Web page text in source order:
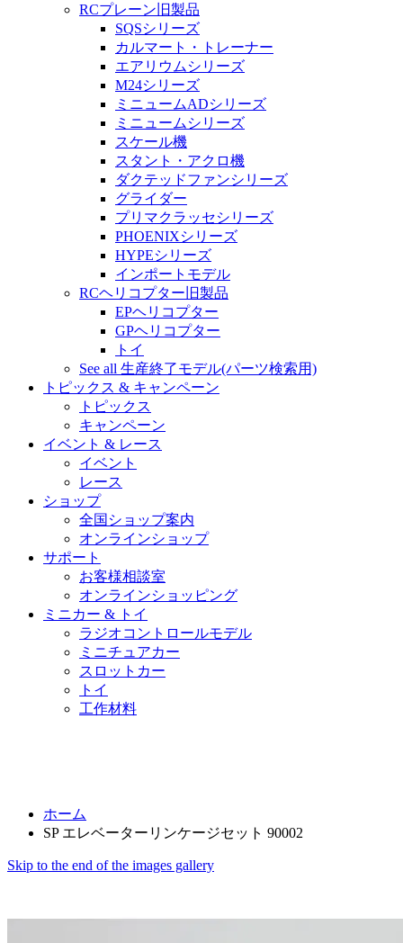
RCプレーン旧製品
SQSシリーズ
カルマート・トレーナー
エアリウムシリーズ
M24シリーズ
ミニュームADシリーズ
ミニュームシリーズ
スケール機
スタント・アクロ機
ダクテッドファンシリーズ
グライダー
プリマクラッセシリーズ
PHOENIXシリーズ
HYPEシリーズ
インポートモデル
RCヘリコプター旧製品
EPヘリコプター
GPヘリコプター
トイ
See all 生産終了モデル(パーツ検索用)
トピックス & キャンペーン
トピックス
キャンペーン
イベント & レース
イベント
レース
ショップ
全国ショップ案内
オンラインショップ
サポート
お客様相談室
オンラインショッピング
ミニカー & トイ
ラジオコントロールモデル
ミニチュアカー
スロットカー
トイ
工作材料
ホーム
SP エレベーターリンケージセット 90002
Skip to the end of the images gallery